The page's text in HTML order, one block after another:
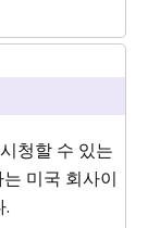
청할 수 있는
미국 회사이
.